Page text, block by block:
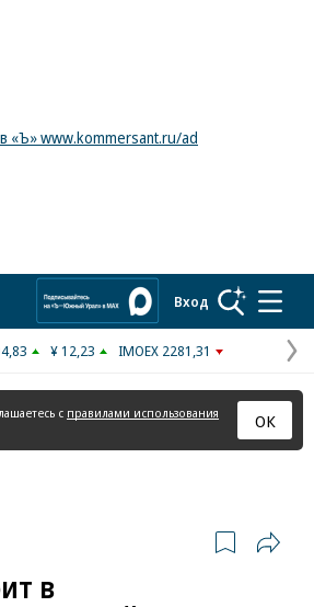
«Ъ» www.kommersant.ru/ad
Вход
¥ 12,23 IMOEX 2281,31
с правилами использования
ОК
в